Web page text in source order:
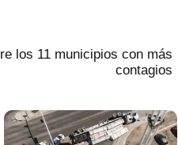
los 11 municipios con más
contagios